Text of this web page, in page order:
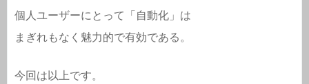
個人ユーザーにとって「自動化」は
まぎれもなく魅力的で有効である。
今回は以上です。